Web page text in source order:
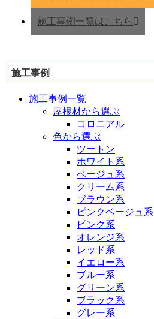
施工事例一覧はこちら
施工事例
施工事例一覧
屋根材から選ぶ
コロニアル
色から選ぶ
ツートン
ホワイト系
ベージュ系
クリーム系
ブラウン系
ピンクベージュ系
ピンク系
オレンジ系
レッド系
イエロー系
ブルー系
グリーン系
ブラック系
グレー系